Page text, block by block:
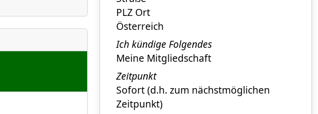
PLZ Ort
Österreich
Ich kündige Folgendes
Meine Mitgliedschaft
Zeitpunkt
Sofort (d.h. zum nächstmöglichen
Zeitpunkt)